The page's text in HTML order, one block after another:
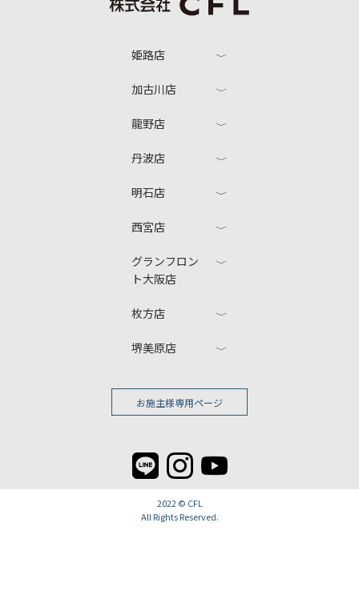
姫路店
加古川店
龍野店
丹波店
明石店
西宮店
グランフロン
ト大阪店
枚方店
堺美原店
お施主様専用ページ
2022 © CFL
All Rights Reserved.